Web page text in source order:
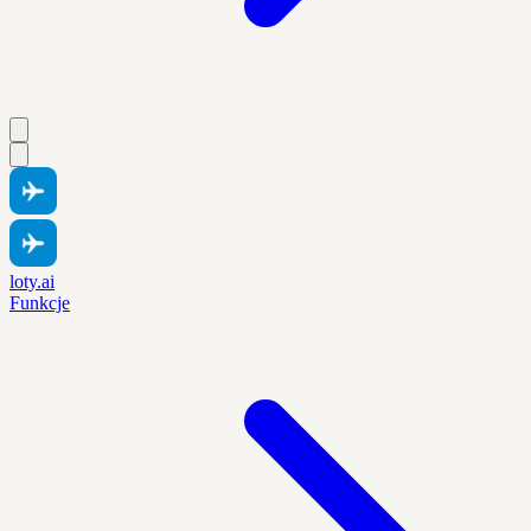
loty.ai
Funkcje